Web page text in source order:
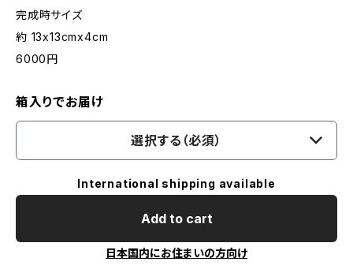
完成時サイズ
約 13x13cmx4cm
6000円
箱入りでお届け
選択する（必須）
International shipping available
Add to cart
日本国内にお住まいの方向け